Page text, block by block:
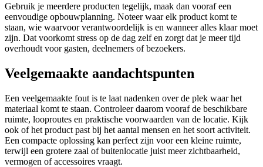
Gebruik je meerdere producten tegelijk, maak dan vooraf een
eenvoudige opbouwplanning. Noteer waar elk product komt te
staan, wie waarvoor verantwoordelijk is en wanneer alles klaar moet
zijn. Dat voorkomt stress op de dag zelf en zorgt dat je meer tijd
overhoudt voor gasten, deelnemers of bezoekers.
Veelgemaakte aandachtspunten
Een veelgemaakte fout is te laat nadenken over de plek waar het
materiaal komt te staan. Controleer daarom vooraf de beschikbare
ruimte, looproutes en praktische voorwaarden van de locatie. Kijk
ook of het product past bij het aantal mensen en het soort activiteit.
Een compacte oplossing kan perfect zijn voor een kleine ruimte,
terwijl een grotere zaal of buitenlocatie juist meer zichtbaarheid,
vermogen of accessoires vraagt.